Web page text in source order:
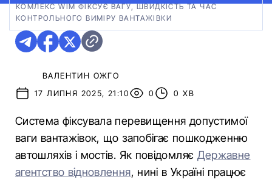
КОМЛЕКС WIM ФІКСУЄ ВАГУ, ШВИДКІСТЬ ТА ЧАС
КОНТРОЛЬНОГО ВИМІРУ ВАНТАЖІВКИ
ВАЛЕНТИН ОЖГО
17 ЛИПНЯ 2025, 21:10
0 0 ХВ
Система фіксувала перевищення допустимої
ваги вантажівок, що запобігає пошкодженню
автошляхів і мостів. Як повідомляє Державне
агентство відновлення, нині в Україні працює